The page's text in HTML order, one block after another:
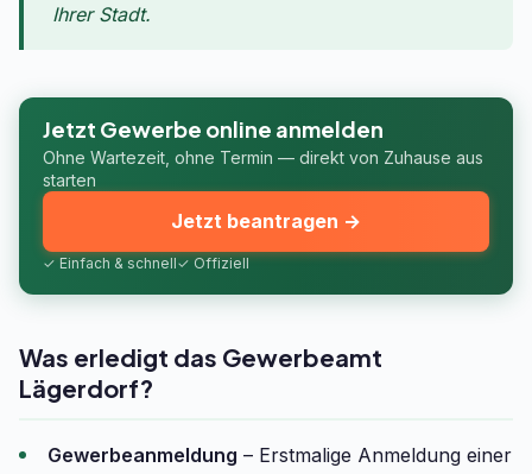
Ihrer Stadt.
Jetzt Gewerbe online anmelden
Ohne Wartezeit, ohne Termin — direkt von Zuhause aus
starten
✓ Einfach & schnell✓ Offiziell
Jetzt beantragen →
Was erledigt das Gewerbeamt
Lägerdorf?
Gewerbeanmeldung – Erstmalige Anmeldung einer